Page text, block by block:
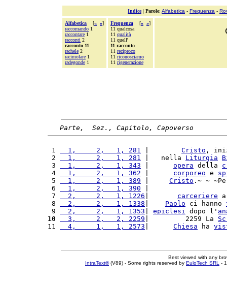
Indice| Parole: Alfabetica - Frequenza -
Alfabetica [« »]
raccomando 1
raccontare 1
racconti 2
racconto 11
rachele 2
racimolare 1
radegonde 1
Frequenza [« »]
11 qualcosa
11 qualità
11 quell'
11 racconto
11 reciproco
11 riconosciamo
11 rigenerazione
Parte,  Sez., Capitolo, Capoverso
1
  1,     2,   1, 281
Cristo ,
2
  1,     2,   1, 281
|   nella Liturgia
3
  1,     2,   1, 343
opera della
4
  1,     2,   1, 362
corporeo e
5
  1,     2,   1, 389
Cristo .~ ~
6
  1,     2,   1, 390
7
  2,     2,   1, 1226
carceriere
8
  2,     2,   1, 1338
Paolo ci hanno
9
  2,     2,   1, 1353
epiclesi dopo l'
10
  3,     2,   2, 2259
|         2259 La
11
  4,     1,   1, 2573
Chiesa ha
Best viewed with any
IntraText®(V89) - Some rights reserved by EuloTech SRL -